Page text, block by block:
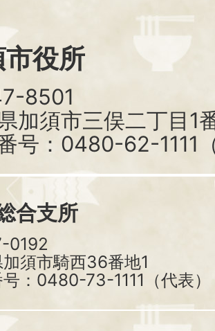
役所
8501
加須市三俣二丁目1
号：0480-62-1111
合支所
0192
須市騎西36番地1
：0480-73-1111（代表）